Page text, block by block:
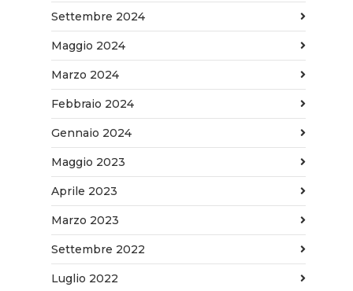
Settembre 2024
Maggio 2024
Marzo 2024
Febbraio 2024
Gennaio 2024
Maggio 2023
Aprile 2023
Marzo 2023
Settembre 2022
Luglio 2022